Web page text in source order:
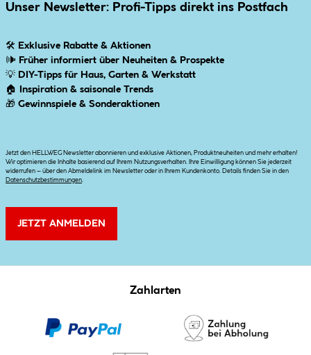
Unser Newsletter: Profi-Tipps direkt ins Postfach
🛠 Exklusive Rabatte & Aktionen
🕪 Früher informiert über Neuheiten & Prospekte
💡 DIY-Tipps für Haus, Garten & Werkstatt
🏠
Inspiration & saisonale Trends
🎁 Gewinnspiele & Sonderaktionen
Jetzt den HELLWEG Newsletter abonnieren und exklusive Aktionen, Produktneuheiten und mehr erhalten!
Wir optimieren die Inhalte basierend auf Ihrem Nutzungsverhalten. Ihre Einwilligung können Sie jederzeit
widerrufen – über den Abmeldelink im Newsletter oder in Ihrem Kundenkonto. Details finden Sie in den
Datenschutzbestimmungen
JETZT ANMELDEN
Zahlarten